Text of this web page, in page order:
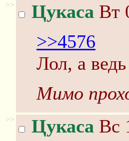
>> Цукаса Вт
>>4576
Лол, а
Мимо
>> Цукаса Вс